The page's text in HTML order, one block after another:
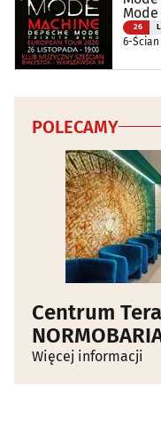
26
6-
POLECAMY
Centrum
Więcej informacji